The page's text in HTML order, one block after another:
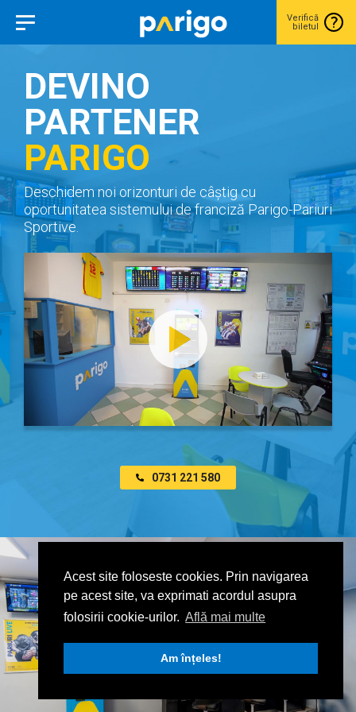
Acest site foloseste cookies. Prin navigarea
pe acest site, va exprimati acordul asupra
folosirii cookie-urilor. Află mai multe
Am înțeles!
Verifică
biletul
DEVINO
PARTENER
PARIGO
Deschidem noi orizonturi de câștig cu
oportunitatea sistemului de franciză Parigo-Pariuri
Sportive.
0731 221 580